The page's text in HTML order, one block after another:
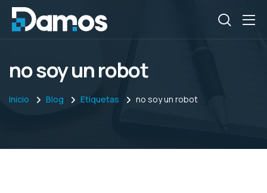
no soy un robot
Inicio Blog Etiquetas no soy un robot